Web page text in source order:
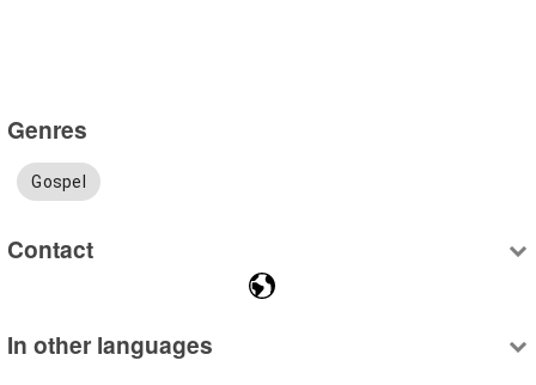
Genres
Gospel
Contact
In other languages